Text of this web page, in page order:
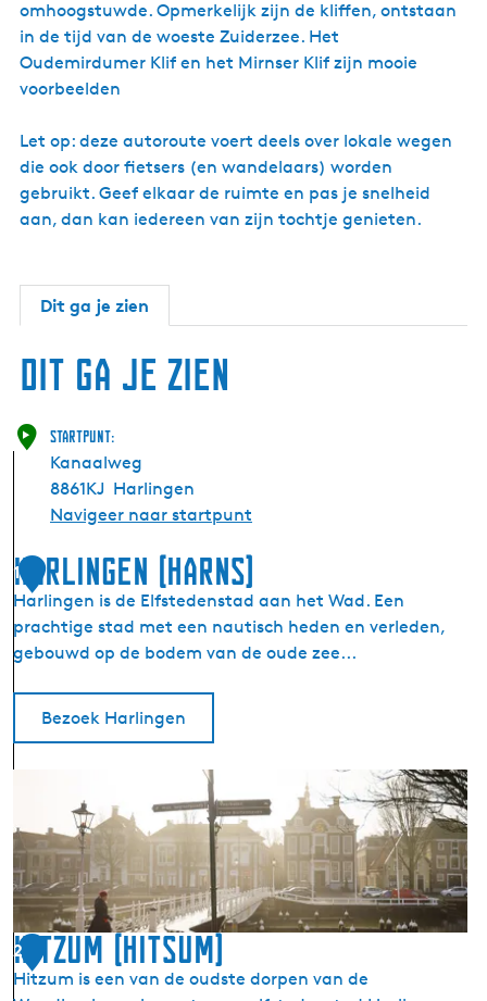
omhoogstuwde. Opmerkelijk zijn de kliffen, ontstaan
in de tijd van de woeste Zuiderzee. Het
Oudemirdumer Klif en het Mirnser Klif zijn mooie
voorbeelden
Let op: deze autoroute voert deels over lokale wegen
die ook door fietsers (en wandelaars) worden
gebruikt. Geef elkaar de ruimte en pas je snelheid
aan, dan kan iedereen van zijn tochtje genieten.
Dit ga je zien
Dit ga je zien
Startpunt:
Kanaalweg
8861KJ Harlingen
Navigeer naar startpunt
1
Harlingen (Harns)
Harlingen is de Elfstedenstad aan het Wad. Een
prachtige stad met een nautisch heden en verleden,
gebouwd op de bodem van de oude zee...
Bezoek Harlingen
r
l
i
n
g
e
n
2
Hitzum (Hitsum)
Hitzum is een van de oudste dorpen van de